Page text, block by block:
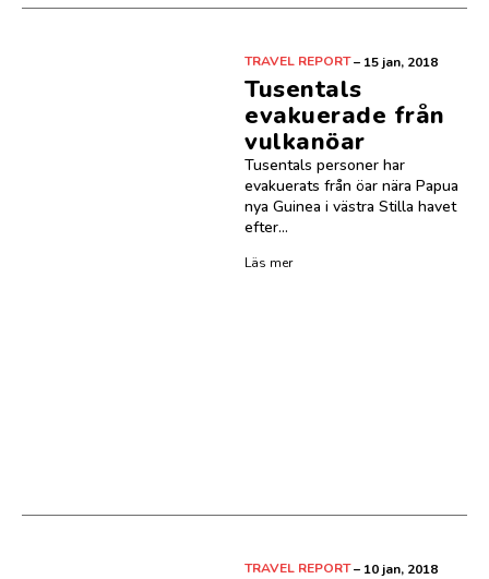
TRAVEL REPORT– 15 jan, 2018
Tusentals
evakuerade från
vulkanöar
Tusentals personer har
evakuerats från öar nära Papua
nya Guinea i västra Stilla havet
efter...
Läs mer
TRAVEL REPORT– 10 jan, 2018